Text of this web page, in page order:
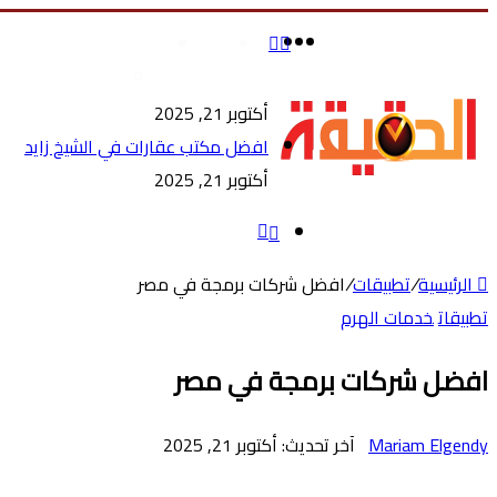
تسجيل
الوضع
الرئيسية/تطبيقات/افضل شركات برمجة في مصر
تطبيقاتخدمات الهرم
افضل شركات برمجة في مصر
Mariam Elgendy آخر تحديث: أكتوبر 21, 2025
أكتوبر 21, 2025
افضل مكتب عقارات في الشيخ زايد
أكتوبر 21, 2025
فيسبوك
‫X
ماسنجر
ماسنجر
طباعة
فيسبوك
‫X
لينكدإن
واتساب
تيلقرام
إلى